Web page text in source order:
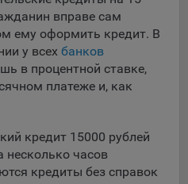
обработку данных для
предоставляемый
аренды ООО «Рэкун
пр-т Дзержинского, д.3Б,
файлы не позволит
вправе сам
ему оформить кредит. В
у всех банков
в процентной ставке,
платеже и, как
кредит 15000 рублей
несколько часов
кредиты без справок